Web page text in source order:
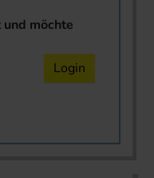
möchte
Login